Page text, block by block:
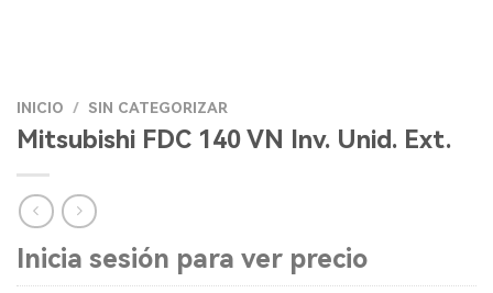
INICIO / SIN CATEGORIZAR
Mitsubishi FDC 140 VN Inv. Unid. Ext.
Inicia sesión para ver precio